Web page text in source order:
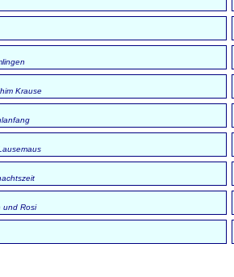
Krause
und Rosi